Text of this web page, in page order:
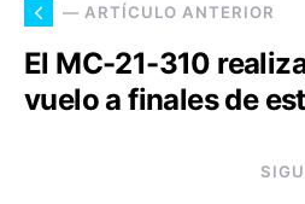
— ARTÍCULO ANTERIOR
El MC-21-310
vuelo a finales de